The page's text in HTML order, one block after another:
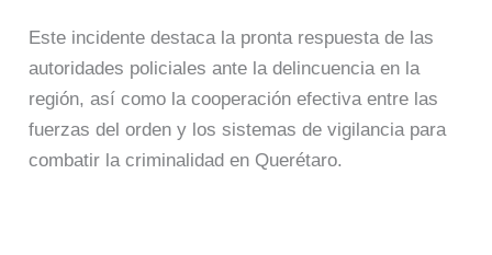
Este incidente destaca la pronta respuesta de las
autoridades policiales ante la delincuencia en la
región, así como la cooperación efectiva entre las
fuerzas del orden y los sistemas de vigilancia para
combatir la criminalidad en Querétaro.